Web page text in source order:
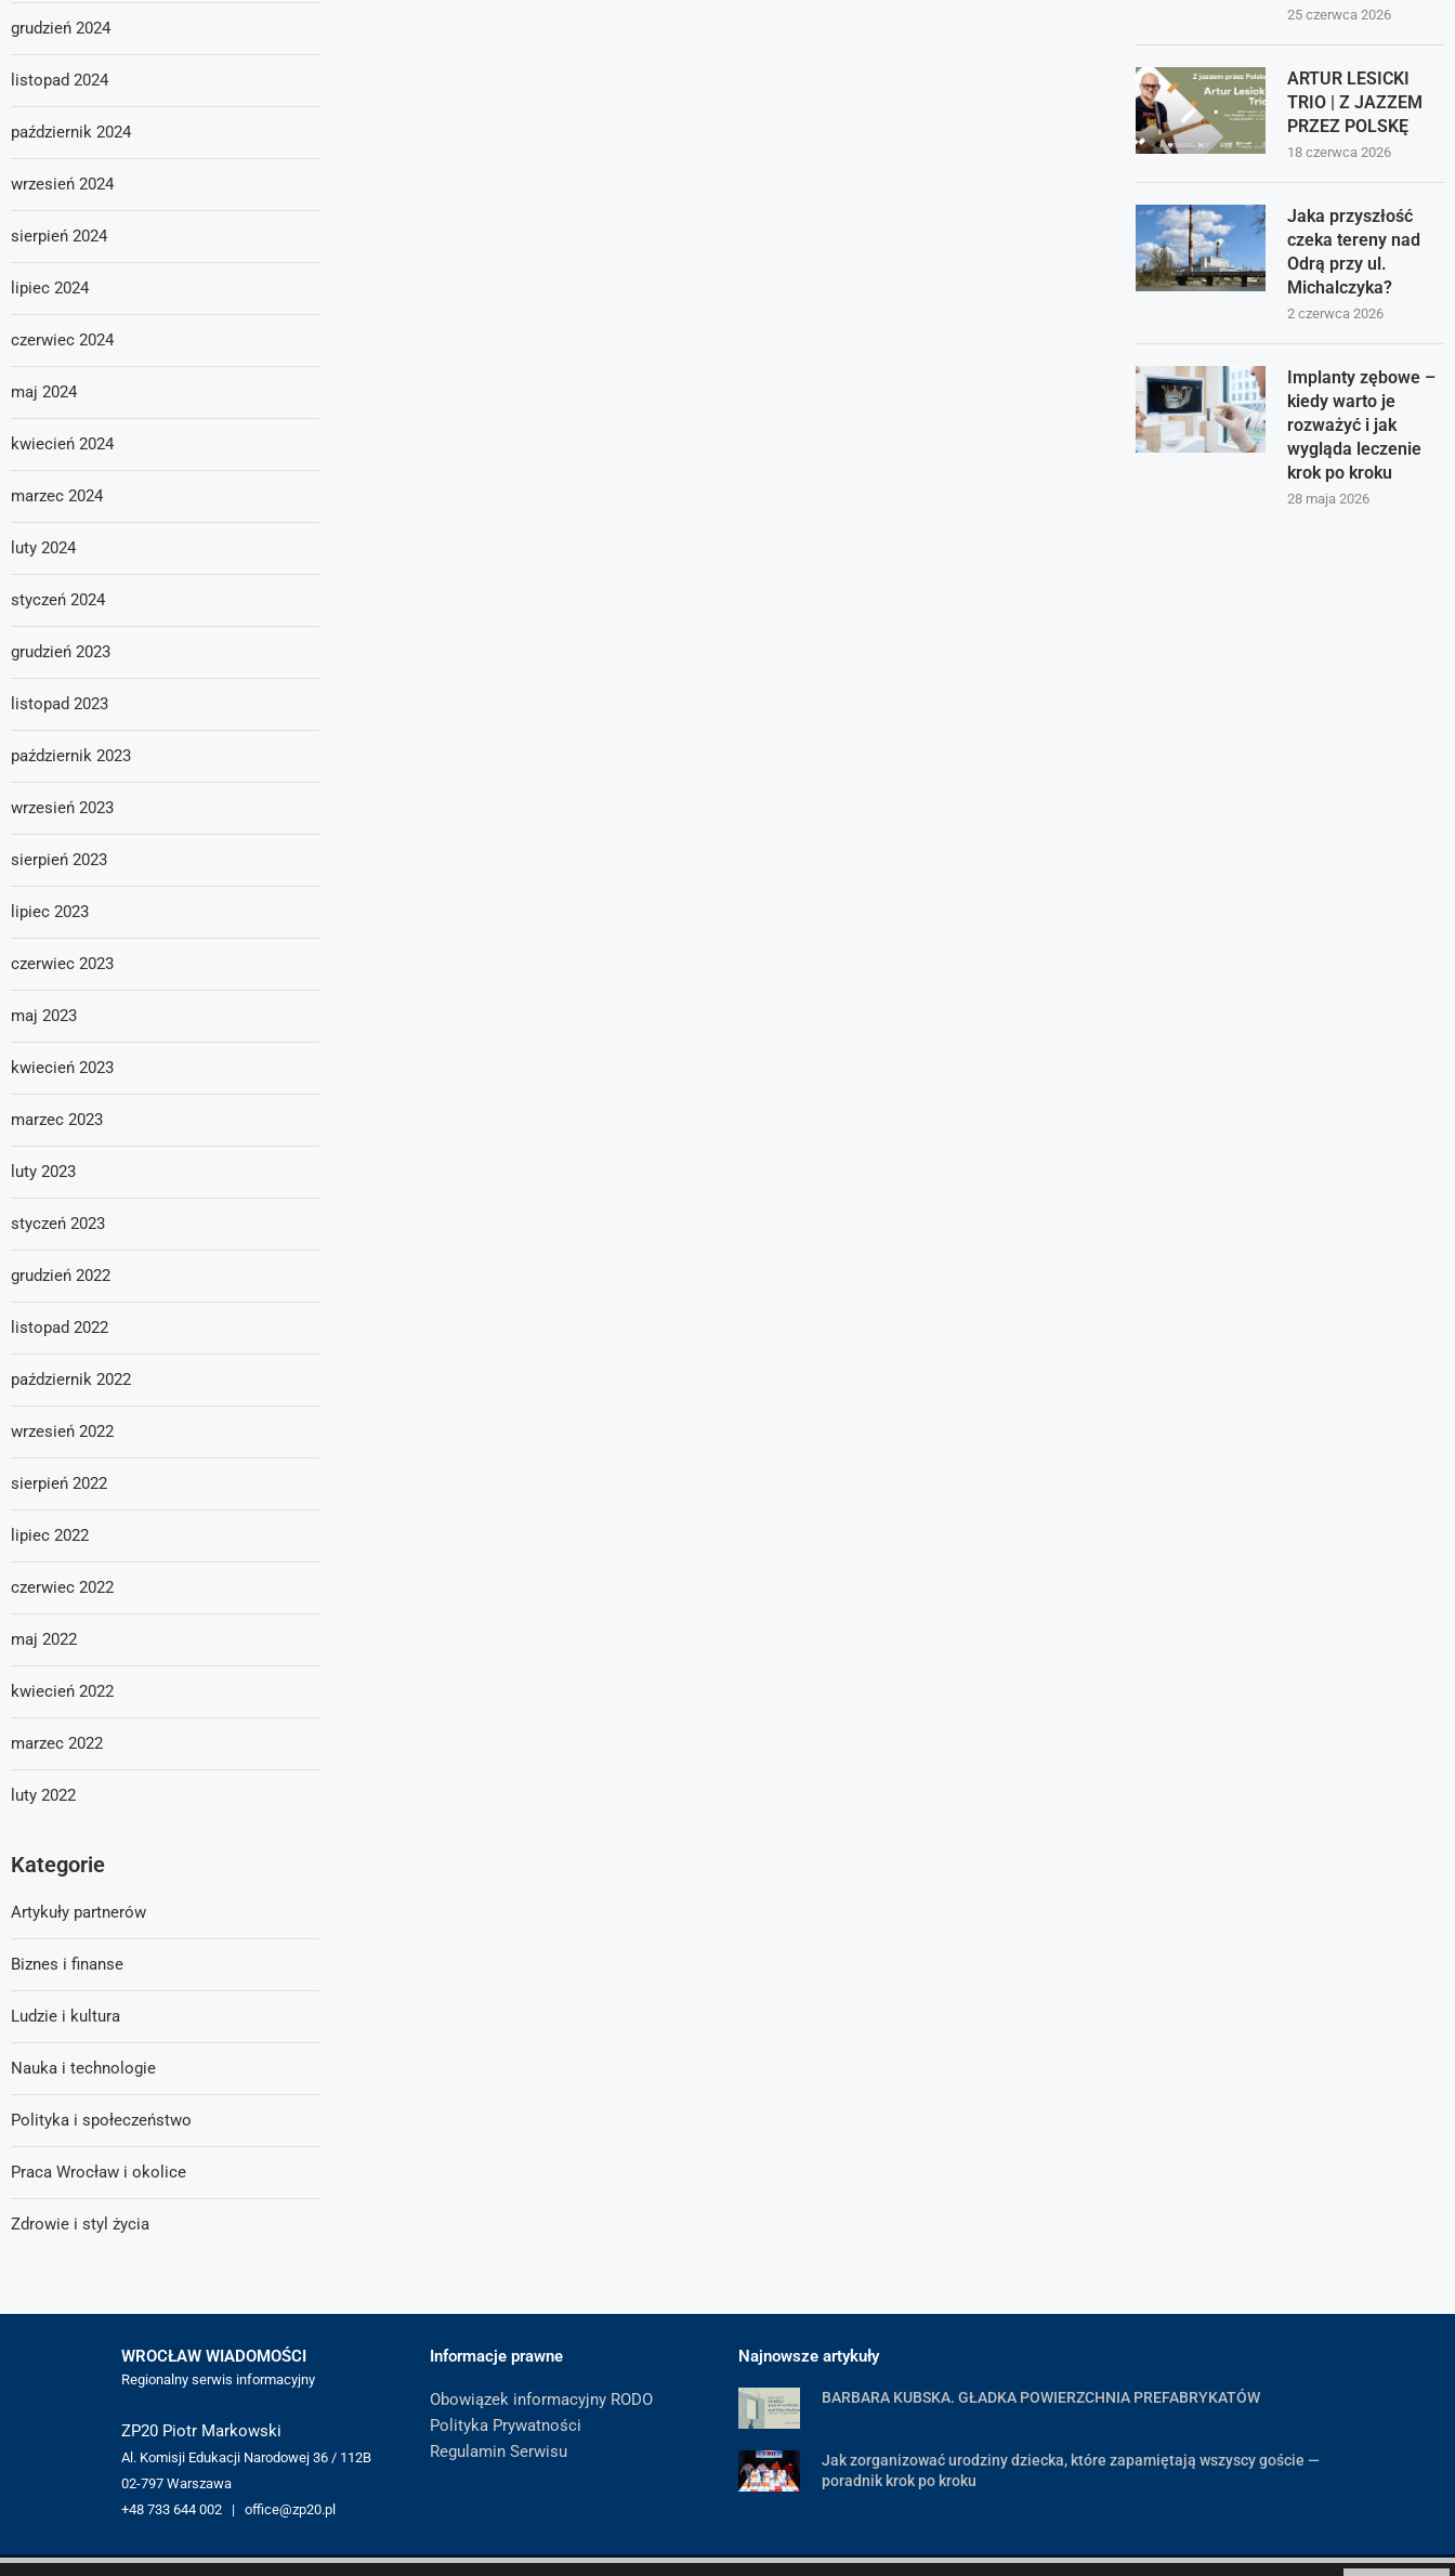
25 czerwca 2026
ARTUR LESICKI
TRIO | Z JAZZEM
PRZEZ POLSKĘ
18 czerwca 2026
Jaka przyszłość
czeka tereny nad
Odrą przy ul.
Michalczyka?
2 czerwca 2026
Implanty zębowe –
kiedy warto je
rozważyć i jak
wygląda leczenie
krok po kroku
28 maja 2026
grudzień 2024
listopad 2024
październik 2024
wrzesień 2024
sierpień 2024
lipiec 2024
czerwiec 2024
maj 2024
kwiecień 2024
marzec 2024
luty 2024
styczeń 2024
grudzień 2023
listopad 2023
październik 2023
wrzesień 2023
sierpień 2023
lipiec 2023
czerwiec 2023
maj 2023
kwiecień 2023
marzec 2023
luty 2023
styczeń 2023
grudzień 2022
listopad 2022
październik 2022
wrzesień 2022
sierpień 2022
lipiec 2022
czerwiec 2022
maj 2022
kwiecień 2022
marzec 2022
luty 2022
Kategorie
Artykuły partnerów
Biznes i finanse
Ludzie i kultura
Nauka i technologie
Polityka i społeczeństwo
Praca Wrocław i okolice
Zdrowie i styl życia
WROCŁAW WIADOMOŚCI
Regionalny serwis informacyjny
ZP20 Piotr Markowski
Al. Komisji Edukacji Narodowej 36 / 112B
02-797 Warszawa
+48 733 644 002 | office@zp20.pl
Informacje prawne
Obowiązek informacyjny RODO
Polityka Prywatności
Regulamin Serwisu
Najnowsze artykuły
BARBARA KUBSKA. GŁADKA POWIERZCHNIA PREFABRYKATÓW
Jak zorganizować urodziny dziecka, które zapamiętają wszyscy goście —
poradnik krok po kroku